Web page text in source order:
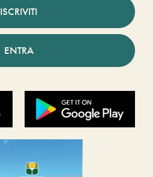
ISCRIVITI
ENTRA